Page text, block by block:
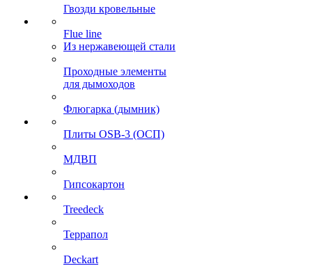
Гвозди кровельные
Flue line
Из нержавеющей стали
Проходные элементы
для дымоходов
Флюгарка (дымник)
Плиты OSB-3 (ОСП)
МДВП
Гипсокартон
Treedeck
Террапол
Deckart